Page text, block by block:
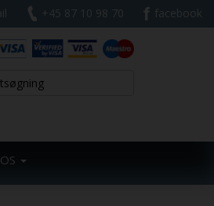
+45 87 10 98 70 facebook